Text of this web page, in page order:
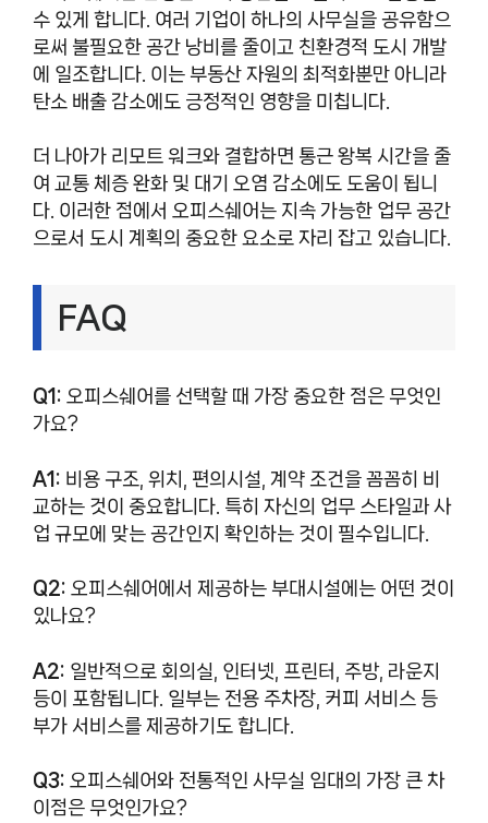
수 있게 합니다. 여러 기업이 하나의 사무실을 공유함으
로써 불필요한 공간 낭비를 줄이고 친환경적 도시 개발
에 일조합니다. 이는 부동산 자원의 최적화뿐만 아니라
탄소 배출 감소에도 긍정적인 영향을 미칩니다.
더 나아가 리모트 워크와 결합하면 통근 왕복 시간을 줄
여 교통 체증 완화 및 대기 오염 감소에도 도움이 됩니
다. 이러한 점에서 오피스쉐어는 지속 가능한 업무 공간
으로서 도시 계획의 중요한 요소로 자리 잡고 있습니다.
FAQ
Q1: 오피스쉐어를 선택할 때 가장 중요한 점은 무엇인
가요?
A1: 비용 구조, 위치, 편의시설, 계약 조건을 꼼꼼히 비
교하는 것이 중요합니다. 특히 자신의 업무 스타일과 사
업 규모에 맞는 공간인지 확인하는 것이 필수입니다.
Q2: 오피스쉐어에서 제공하는 부대시설에는 어떤 것이
있나요?
A2: 일반적으로 회의실, 인터넷, 프린터, 주방, 라운지
등이 포함됩니다. 일부는 전용 주차장, 커피 서비스 등
부가 서비스를 제공하기도 합니다.
Q3: 오피스쉐어와 전통적인 사무실 임대의 가장 큰 차
이점은 무엇인가요?